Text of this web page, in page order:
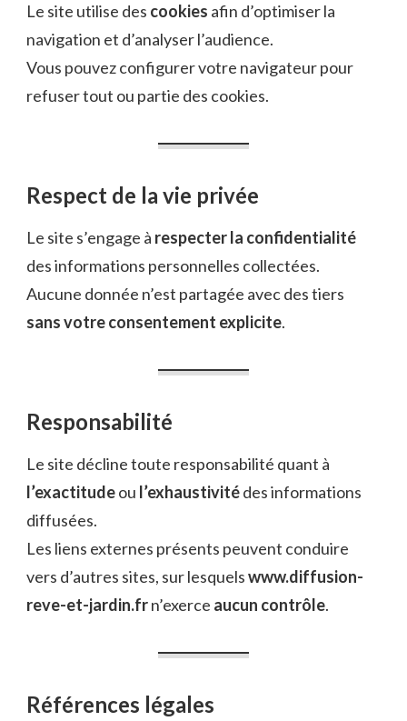
Le site utilise des cookies afin d’optimiser la
navigation et d’analyser l’audience.
Vous pouvez configurer votre navigateur pour
refuser tout ou partie des cookies.
Respect de la vie privée
Le site s’engage à respecter la confidentialité
des informations personnelles collectées.
Aucune donnée n’est partagée avec des tiers
sans votre consentement explicite.
Responsabilité
Le site décline toute responsabilité quant à
l’exactitudeou l’exhaustivitédes informations
diffusées.
Les liens externes présents peuvent conduire
vers d’autres sites, sur lesquelswww.diffusion-
reve-et-jardin.frn’exerce aucun contrôle.
Références légales